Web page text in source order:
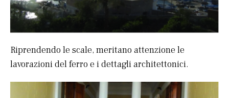
Riprendendo le scale, meritano attenzione le
lavorazioni del ferro e i dettagli architettonici.